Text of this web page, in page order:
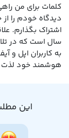
کلمات برای من
دیدگاه خودم را
اشتراک بگذارم.
سال است که در
به کاربران اپل و
هوشمند خود لذت
این